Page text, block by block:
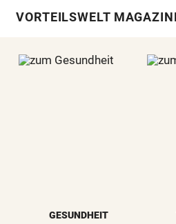
VORTEILSWELT
GESUNDHEIT